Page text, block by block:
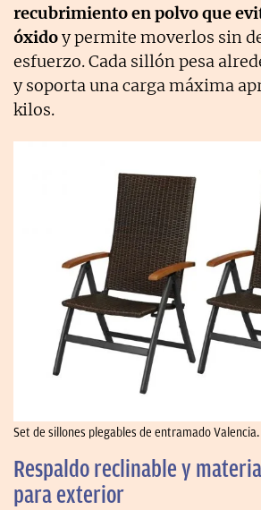
recubrimiento en polvo que
óxidoy permite moverlos sin
esfuerzo. Cada sillón pesa
y soporta una carga máxima
kilos.
Set de sillones plegables de entramado Valencia.
Respaldo reclinable y
para exterior